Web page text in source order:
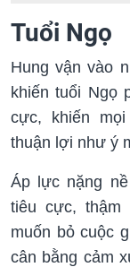
Tuổi Ngọ
Hung vận vào
khiến tuổi Ngọ
cực, khiến
thuận lợi như ý
Áp lực nặng
tiêu cực, thậm
muốn bỏ cuộc
cân bằng cảm